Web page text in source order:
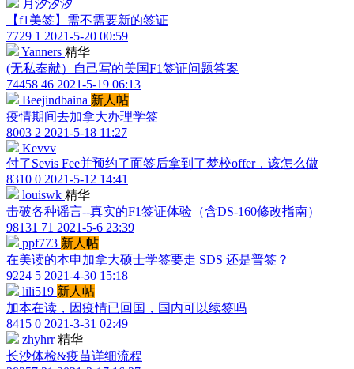
月汐汐汐
【f1美签】需不需要新的签证
7729 1 2021-5-20 00:59
Yanners 精华
(无私奉献）自己写的美国F1签证问题答案
74458 46 2021-5-19 06:13
Beejindbaina 新人帖
疫情期间去加拿大办理学签
8003 2 2021-5-18 11:27
Kevvv
付了Sevis Fee并预约了面签后拿到了梦校offer，该怎么做
8310 0 2021-5-12 14:41
louiswk 精华
击破各种谣言--真实的F1签证体验（含DS-160修改指南）
98131 71 2021-5-6 23:39
ppf773 新人帖
在美读的本申加拿大硕士学签要走 SDS 还是普签？
9224 5 2021-4-30 15:18
lili519 新人帖
加本在读，因疫情已回国，国内可以续签吗
8415 0 2021-3-31 02:49
zhyhrr 精华
长沙体检&疫苗详细流程